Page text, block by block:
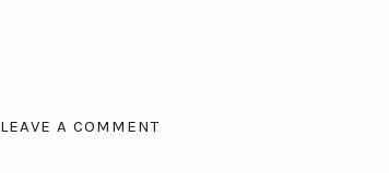
LEAVE A COMMENT